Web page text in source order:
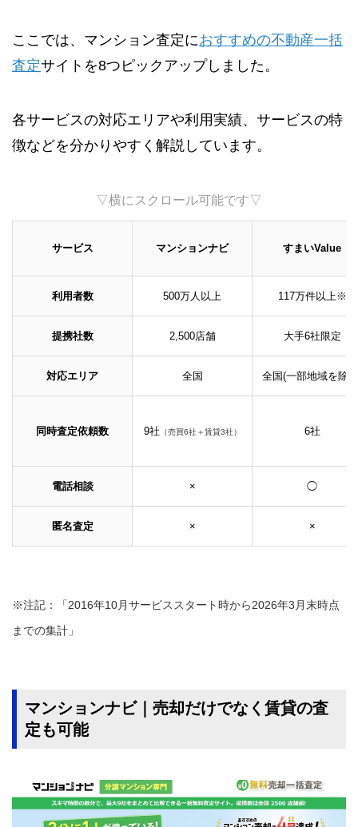
ここでは、マンション査定におすすめの不動産一括
査定サイトを8つピックアップしました。
各サービスの対応エリアや利用実績、サービスの特
徴などを分かりやすく解説しています。
▽横にスクロール可能です▽
サービス マンションナビ すまいValue
利用者数 500万人以上 117万件以上※
提携社数 2,500店舗 大手6社限定
対応エリア 全国 全国(一部地域を除
同時査定依頼数 9社 （売買6社＋賃貸3社） 6社
電話相談 × ◯
匿名査定 × ×
※注記：「2016年10月サービススタート時から2026年3月末時点
までの集計」
マンションナビ｜売却だけでなく賃貸の査
定も可能